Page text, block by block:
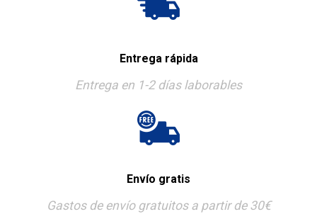
Entrega rápida
Entrega en 1-2 días laborables
Envío gratis
Gastos de envío gratuitos a partir de 30€